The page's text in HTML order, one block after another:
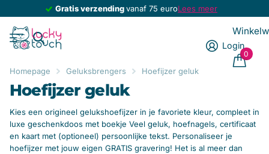
Gratis verzendingvanaf 75 euroLees meer
Gratis verzending
Login
0
Homepage Geluksbrengers Hoefijzer geluk
Hoefijzer geluk
Kies een origineel gelukshoefijzer in je favoriete kleur, compleet in
luxe geschenkdoos met boekje Veel geluk, hoefnagels, certificaat
en kaart met (optioneel) persoonlijke tekst. Personaliseer je
hoefijzer met jouw eigen GRATIS gravering! Het is al meer dan